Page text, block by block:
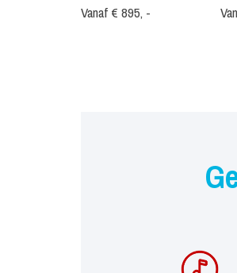
Vanaf € 895, -